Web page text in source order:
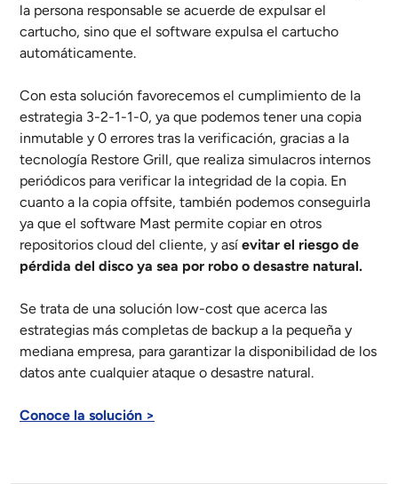
la persona responsable se acuerde de expulsar el
cartucho, sino que el software expulsa el cartucho
automáticamente.
Con esta solución favorecemos el cumplimiento de la
estrategia 3-2-1-1-0, ya que podemos tener una copia
inmutable y 0 errores tras la verificación, gracias a la
tecnología Restore Grill, que realiza simulacros internos
periódicos para verificar la integridad de la copia. En
cuanto a la copia offsite, también podemos conseguirla
ya que el software Mast permite copiar en otros
repositorios cloud del cliente, y así evitar el riesgo de
pérdida del disco ya sea por robo o desastre natural.
Se trata de una solución low-cost que acerca las
estrategias más completas de backup a la pequeña y
mediana empresa, para garantizar la disponibilidad de los
datos ante cualquier ataque o desastre natural.
Conoce la solución >